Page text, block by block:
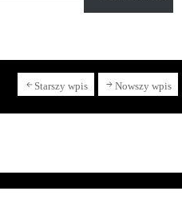
Starszy wpis Nowszy wpis